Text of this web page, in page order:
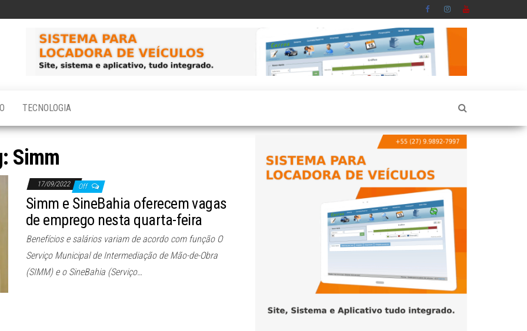
TECNOLOGIA
Simm
17/09/2022 Off
Simm e SineBahia oferecem vagas
de emprego nesta quarta-feira
Benefícios e salários variam de acordo com função O
Serviço Municipal de Intermediação de Mão-de-Obra
(SIMM) e o SineBahia (Serviço…